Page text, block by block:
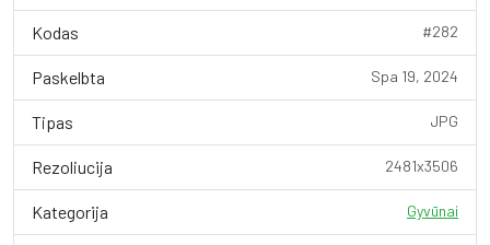
Kodas #282
Paskelbta Spa 19, 2024
Tipas JPG
Rezoliucija 2481x3506
Kategorija Gyvūnai